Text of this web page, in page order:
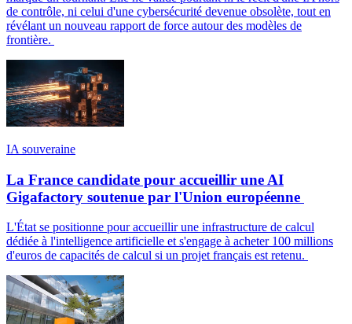
de contrôle, ni celui d'une cybersécurité devenue obsolète, tout en
révélant un nouveau rapport de force autour des modèles de
frontière.
IA souveraine
La France candidate pour accueillir une AI
Gigafactory soutenue par l'Union européenne
L'État se positionne pour accueillir une infrastructure de calcul
dédiée à l'intelligence artificielle et s'engage à acheter 100 millions
d'euros de capacités de calcul si un projet français est retenu.